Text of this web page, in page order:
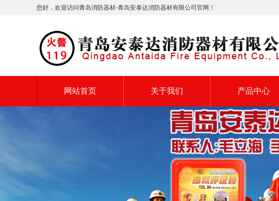
您好，欢迎访问青岛消防器材-青岛安泰达消防器材有限公司官网！
网站首页 关于我们 产品中心